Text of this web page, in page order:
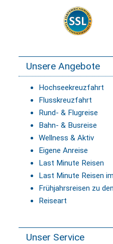
Unsere Angebote
Hochseekreuzfahrt
Flusskreuzfahrt
Rund- & Flugreise
Bahn- & Busreise
Wellness & Aktiv
Eigene Anreise
Last Minute Reisen
Last Minute Reisen
Frühjahrsreisen zu
Reiseart
Unser Service